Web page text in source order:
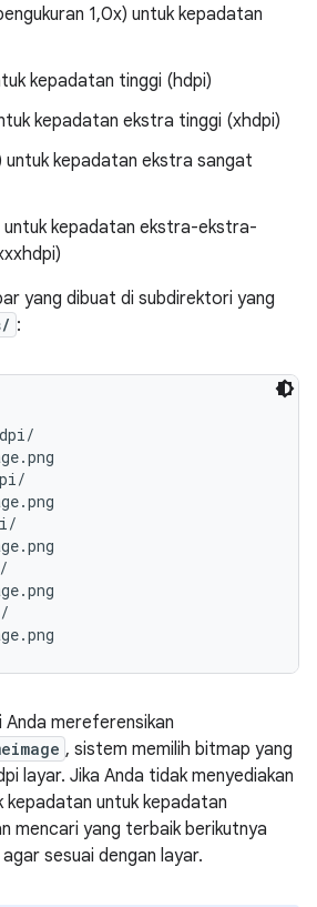
1,0x) untuk kepadatan
kepadatan tinggi (hdpi)
kepadatan ekstra tinggi (xhdpi)
untuk kepadatan ekstra sangat
untuk kepadatan ekstra-ekstra-
yang dibuat di subdirektori yang
:
Anda mereferensikan
, sistem memilih bitmap yang
layar. Jika Anda tidak menyediakan
kepadatan untuk kepadatan
mencari yang terbaik berikutnya
sesuai dengan layar.